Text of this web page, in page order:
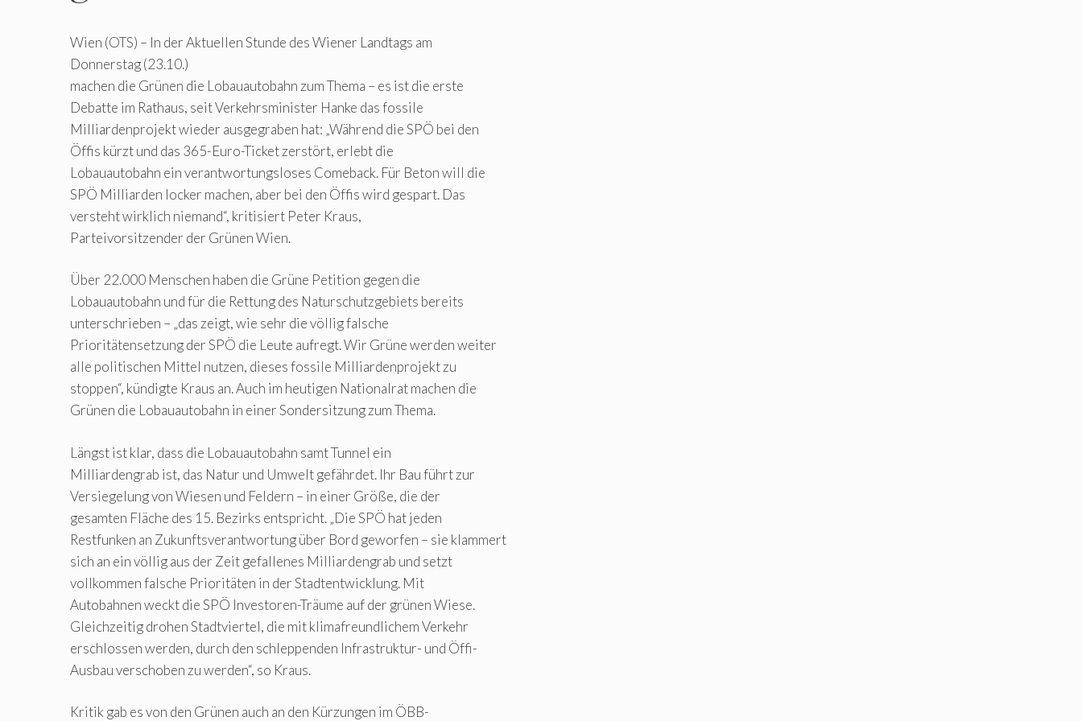
Wien (OTS) – In der Aktuellen Stunde des Wiener Landtags am
Donnerstag (23.10.)
machen die Grünen die Lobauautobahn zum Thema – es ist die erste
Debatte im Rathaus, seit Verkehrsminister Hanke das fossile
Milliardenprojekt wieder ausgegraben hat: „Während die SPÖ bei den
Öffis kürzt und das 365-Euro-Ticket zerstört, erlebt die
Lobauautobahn ein verantwortungsloses Comeback. Für Beton will die
SPÖ Milliarden locker machen, aber bei den Öffis wird gespart. Das
versteht wirklich niemand“, kritisiert Peter Kraus,
Parteivorsitzender der Grünen Wien.
Über 22.000 Menschen haben die Grüne Petition gegen die
Lobauautobahn und für die Rettung des Naturschutzgebiets bereits
unterschrieben – „das zeigt, wie sehr die völlig falsche
Prioritätensetzung der SPÖ die Leute aufregt. Wir Grüne werden weiter
alle politischen Mittel nutzen, dieses fossile Milliardenprojekt zu
stoppen“, kündigte Kraus an. Auch im heutigen Nationalrat machen die
Grünen die Lobauautobahn in einer Sondersitzung zum Thema.
Längst ist klar, dass die Lobauautobahn samt Tunnel ein
Milliardengrab ist, das Natur und Umwelt gefährdet. Ihr Bau führt zur
Versiegelung von Wiesen und Feldern – in einer Größe, die der
gesamten Fläche des 15. Bezirks entspricht. „Die SPÖ hat jeden
Restfunken an Zukunftsverantwortung über Bord geworfen – sie klammert
sich an ein völlig aus der Zeit gefallenes Milliardengrab und setzt
vollkommen falsche Prioritäten in der Stadtentwicklung. Mit
Autobahnen weckt die SPÖ Investoren-Träume auf der grünen Wiese.
Gleichzeitig drohen Stadtviertel, die mit klimafreundlichem Verkehr
erschlossen werden, durch den schleppenden Infrastruktur- und Öffi-
Ausbau verschoben zu werden“, so Kraus.
Kritik gab es von den Grünen auch an den Kürzungen im ÖBB-